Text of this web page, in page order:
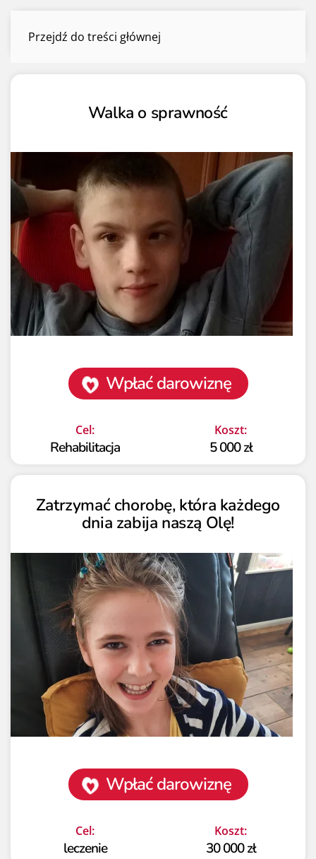
Przejdź do treści głównejStała pomoc
Walka o sprawność
Wpłać darowiznę
Cel:
Rehabilitacja
Koszt:
5 000 zł
Zatrzymać chorobę, która każdego
dnia zabija naszą Olę!
Wpłać darowiznę
Cel:
leczenie
Koszt:
30 000 zł